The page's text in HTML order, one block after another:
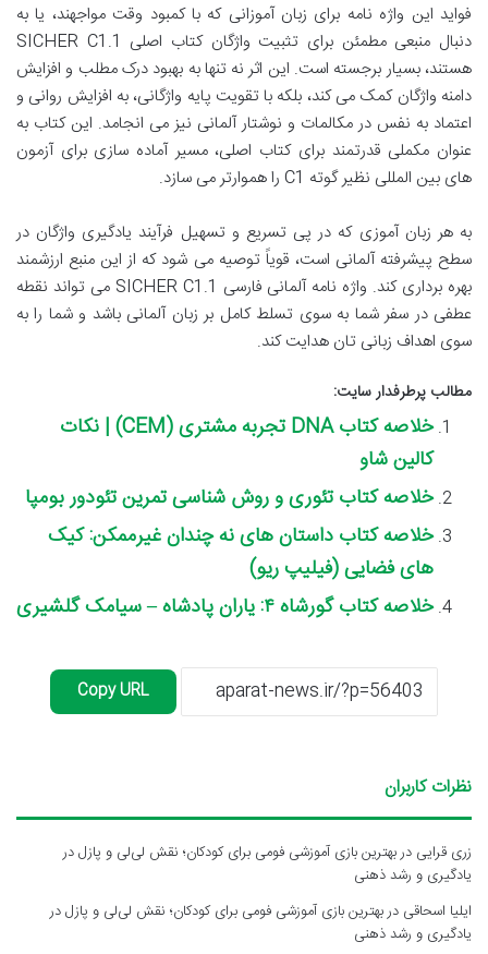
فواید این واژه نامه برای زبان آموزانی که با کمبود وقت مواجهند، یا به
دنبال منبعی مطمئن برای تثبیت واژگان کتاب اصلی SICHER C1.1
هستند، بسیار برجسته است. این اثر نه تنها به بهبود درک مطلب و افزایش
دامنه واژگان کمک می کند، بلکه با تقویت پایه واژگانی، به افزایش روانی و
اعتماد به نفس در مکالمات و نوشتار آلمانی نیز می انجامد. این کتاب به
عنوان مکملی قدرتمند برای کتاب اصلی، مسیر آماده سازی برای آزمون
های بین المللی نظیر گوته C1 را هموارتر می سازد.
به هر زبان آموزی که در پی تسریع و تسهیل فرآیند یادگیری واژگان در
سطح پیشرفته آلمانی است، قویاً توصیه می شود که از این منبع ارزشمند
بهره برداری کند. واژه نامه آلمانی فارسی SICHER C1.1 می تواند نقطه
عطفی در سفر شما به سوی تسلط کامل بر زبان آلمانی باشد و شما را به
سوی اهداف زبانی تان هدایت کند.
مطالب پرطرفدار سایت:
خلاصه کتاب DNA تجربه مشتری (CEM) | نکات
کالین شاو
خلاصه کتاب تئوری و روش شناسی تمرین تئودور بومپا
خلاصه کتاب داستان های نه چندان غیرممکن: کیک
های فضایی (فیلیپ ریو)
خلاصه کتاب گورشاه ۴: یاران پادشاه – سیامک گلشیری
Copy URL
نظرات کاربران
زری قرایی دربهترین بازی آموزشی فومی برای کودکان؛ نقش لی‌لی و پازل در
یادگیری و رشد ذهنی
ایلیا اسحاقی دربهترین بازی آموزشی فومی برای کودکان؛ نقش لی‌لی و پازل در
یادگیری و رشد ذهنی